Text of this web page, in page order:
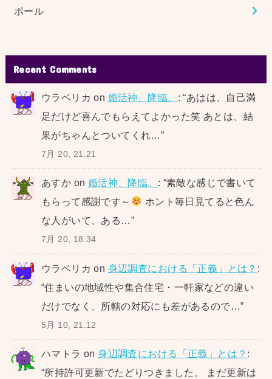
ポール
Recent Comments
ウラベリカ on 婚活神、降臨。 : “あはは、自己満
足だけど喜んでもらえてよかった笑 あとは、結
果がちゃんとついてくれ…”
7月 20, 21:21
あすか on 婚活神、降臨。 : “素敵な感じで書いて
もらって感謝です～
ホント毎日見てると色ん
な人がいて、ある…”
7月 20, 18:34
ウラベリカ on 身辺調査における「正義」とは？ :
“住まいの地域性や集合住宅・一軒家などの違い
だけでなく、所轄の対応にも差があるので…”
5月 10, 21:12
ハマトラ on身辺調査における「正義」とは？ :
“所持許可更新でたどりつきました。 まだ更新は